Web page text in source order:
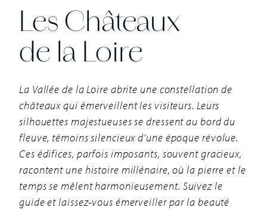
Les Châteaux
de la Loire
La Vallée de la Loire abrite une constellation de
châteaux qui émerveillent les visiteurs. Leurs
silhouettes majestueuses se dressent au bord du
fleuve, témoins silencieux d’une époque révolue.
Ces édifices, parfois imposants, souvent gracieux,
racontent une histoire millénaire, où la pierre et le
temps se mêlent harmonieusement. Suivez le
guide et laissez-vous émerveiller par la beauté